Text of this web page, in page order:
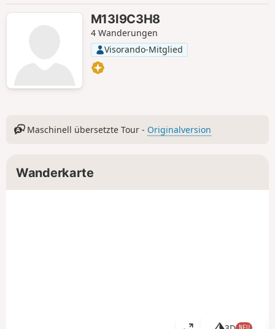
M13I9C3H8
4 Wanderungen
Visorando-Mitglied
Maschinell übersetzte Tour - Originalversion
Wanderkarte